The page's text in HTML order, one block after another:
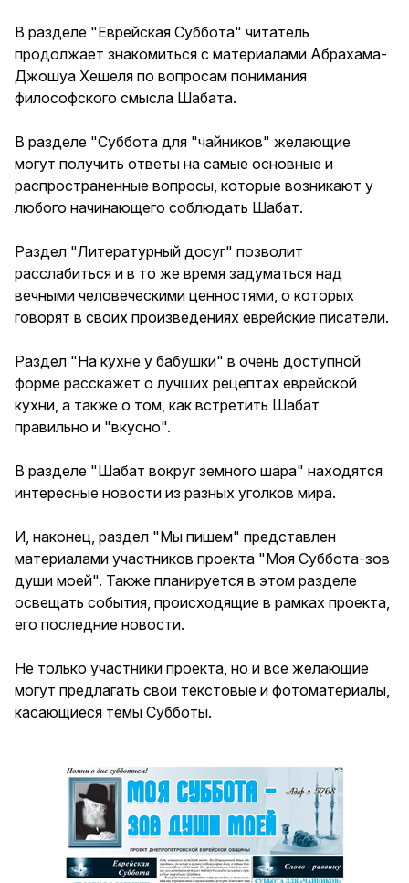
В разделе "Еврейская Суббота" читатель
продолжает знакомиться с материалами Абрахама-
Джошуа Хешеля по вопросам понимания
философского смысла Шабата.
В разделе "Суббота для "чайников" желающие
могут получить ответы на самые основные и
распространенные вопросы, которые возникают у
любого начинающего соблюдать Шабат.
Раздел "Литературный досуг" позволит
расслабиться и в то же время задуматься над
вечными человеческими ценностями, о которых
говорят в своих произведениях еврейские писатели.
Раздел "На кухне у бабушки" в очень доступной
форме расскажет о лучших рецептах еврейской
кухни, а также о том, как встретить Шабат
правильно и "вкусно".
В разделе "Шабат вокруг земного шара" находятся
интересные новости из разных уголков мира.
И, наконец, раздел "Мы пишем" представлен
материалами участников проекта "Моя Суббота-зов
души моей". Также планируется в этом разделе
освещать события, происходящие в рамках проекта,
его последние новости.
Не только участники проекта, но и все желающие
могут предлагать свои текстовые и фотоматериалы,
касающиеся темы Субботы.